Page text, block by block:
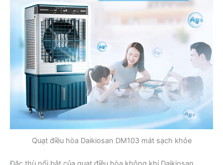
Quạt điều hòa Daikiosan DM103 mát sạch khỏe